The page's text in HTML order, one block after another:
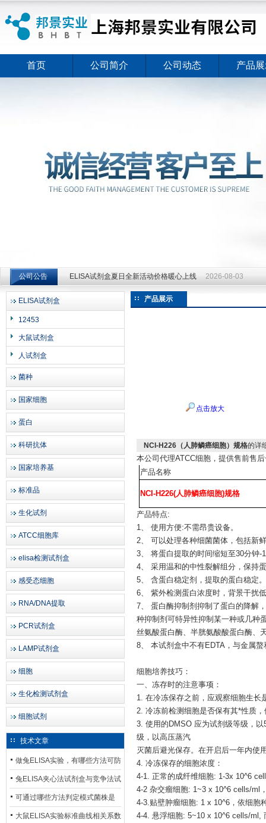
上海邦景实业有限公司
首页 公司简介 公司动态 产品
公司公告 ELISA试剂盒夏日全新活动价格暖心上线 2026-08-03
ELISA试剂盒夏日全新活动价格暖心上线
ELISA试剂盒
12453
大鼠试剂盒
人试剂盒
菌种
国家细胞
蛋白
科研抗体
国家培养基
标准品
生化试剂
ATCC细胞库
elisa检测试剂盒
感受态细胞
RNA/DNA提取
PCR试剂盒
LAMP试剂盒
细胞
生化检测试剂盒
细胞试剂
技术文章
做兔ELISA实验，有哪些方法可防
止平台效应发生？
兔ELISA夹心法试剂盒与竞争法试
剂盒，适用检测场景存在哪些差
异？
可通过哪些方法判定模式菌株是
否存在杂菌污染？
大鼠ELISA实验标准曲线相关系数
产品展示
点击放大
NCI-H226（人肺鳞癌细胞）规格的详
本公司代理ATCC细胞，提供售前售
产品名称
NCI-H226(人肺鳞癌细胞)规格
产品特点:
1、 使用方便:不需昂贵设备。
2、 可以处理各种细菌菌体，包括新
3、 将蛋白提取的时间缩短至30分钟-
4、 采用温和的中性裂解组分，保持
5、 含蛋白稳定剂，提取的蛋白稳定。
6、 紫外检测蛋白浓度时，背景干扰
7、 蛋白酶抑制剂抑制了蛋白的降解
种抑制剂可特异性抑制某一种或几种
丝氨酸蛋白酶、半胱氨酸酸蛋白酶、
8、 本试剂盒中不有EDTA，与金属
细胞培养技巧：
一、冻存时的注意事项：
1. 在冷冻保存之前，应观察细胞生长
2. 冷冻前检测细胞是否保有其*性质
3. 使用的DMSO 应为试剂级等级，
级，以高压蒸汽
灭菌后避光保存。在开启后一年内使
4. 冷冻保存的细胞浓度：
4-1. 正常的成纤维细胞: 1-3x 10^6
4-2 杂交瘤细胞: 1~3 x 10^6 cells/ml
4-3.贴壁肿瘤细胞: 1 x 10^6，依细胞
4-4. 悬浮细胞: 5~10 x 10^6 cells/ml,